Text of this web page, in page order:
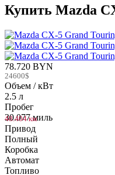
Купить Mazda
78.720 BYN
24600$
Объем / кВт
2.5 л
Пробег
30.077 миль
48.404 км
Привод
Полный
Коробка
Автомат
Топливо